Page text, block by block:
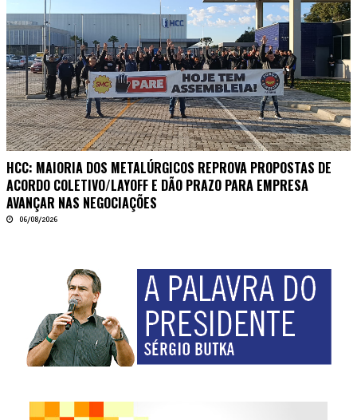
HCC: MAIORIA DOS METALÚRGICOS REPROVA PROPOSTAS DE
ACORDO COLETIVO/LAYOFF E DÃO PRAZO PARA EMPRESA
AVANÇAR NAS NEGOCIAÇÕES
06/08/2026